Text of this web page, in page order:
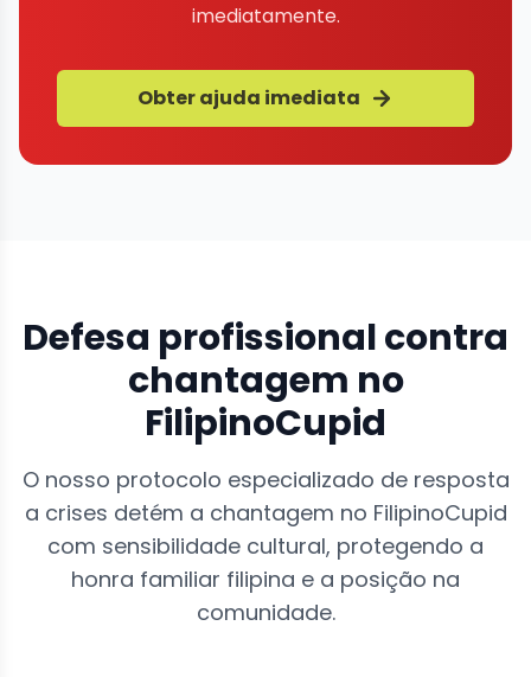
imediatamente.
Obter ajuda imediata
Defesa profissional contra
chantagem no
FilipinoCupid
O nosso protocolo especializado de resposta
a crises detém a chantagem no FilipinoCupid
com sensibilidade cultural, protegendo a
honra familiar filipina e a posição na
comunidade.